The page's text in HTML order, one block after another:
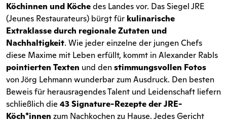
Köchinnen und Köchedes Landes vor. Das Siegel JRE
(Jeunes Restaurateurs) bürgt für kulinarische
Extraklasse durch regionale Zutaten und
Nachhaltigkeit. Wie jeder einzelne der jungen Chefs
diese Maxime mit Leben erfüllt, kommt in Alexander Rabls
pointierten Texten und denstimmungsvollen Fotos
von Jörg Lehmann wunderbar zum Ausdruck. Den besten
Beweis für herausragendes Talent und Leidenschaft liefern
schließlich die 43 Signature-Rezepte der JRE-
Köch*innen zum Nachkochen zu Hause. Jedes Gericht